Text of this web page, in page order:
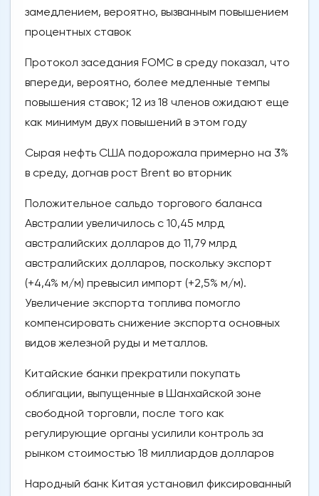
замедлением, вероятно, вызванным повышением
процентных ставок
Протокол заседания FOMC в среду показал, что
впереди, вероятно, более медленные темпы
повышения ставок; 12 из 18 членов ожидают еще
как минимум двух повышений в этом году
Сырая нефть США подорожала примерно на 3%
в среду, догнав рост Brent во вторник
Положительное сальдо торгового баланса
Австралии увеличилось с 10,45 млрд
австралийских долларов до 11,79 млрд
австралийских долларов, поскольку экспорт
(+4,4% м/м) превысил импорт (+2,5% м/м).
Увеличение экспорта топлива помогло
компенсировать снижение экспорта основных
видов железной руды и металлов.
Китайские банки прекратили покупать
облигации, выпущенные в Шанхайской зоне
свободной торговли, после того как
регулирующие органы усилили контроль за
рынком стоимостью 18 миллиардов долларов
Народный банк Китая установил фиксированный